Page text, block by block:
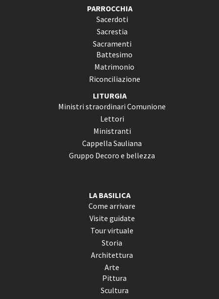
PARROCCHIA
Sacerdoti
Sacrestia
Sacramenti
Battesimo
Matrimonio
Riconciliazione
LITURGIA
Ministri straordinari Comunione
Lettori
Ministranti
Cappella Sauliana
Gruppo Decoro e bellezza
LA BASILICA
Come arrivare
Visite guidate
Tour virtuale
Storia
Architettura
Arte
Pittura
Scultura